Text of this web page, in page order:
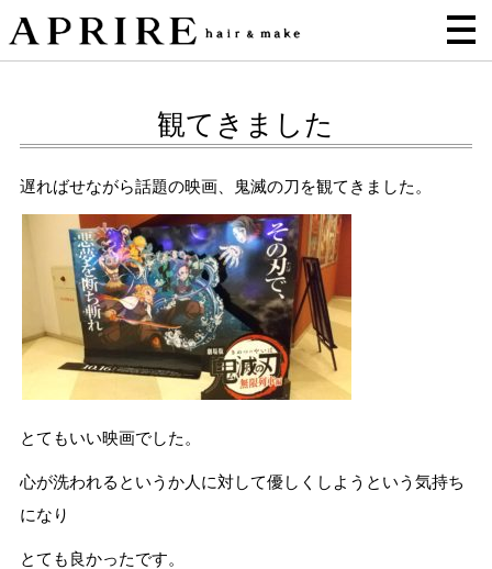
観てきました
遅ればせながら話題の映画、鬼滅の刀を観てきました。
とてもいい映画でした。
心が洗われるというか人に対して優しくしようという気持ち
になり
とても良かったです。